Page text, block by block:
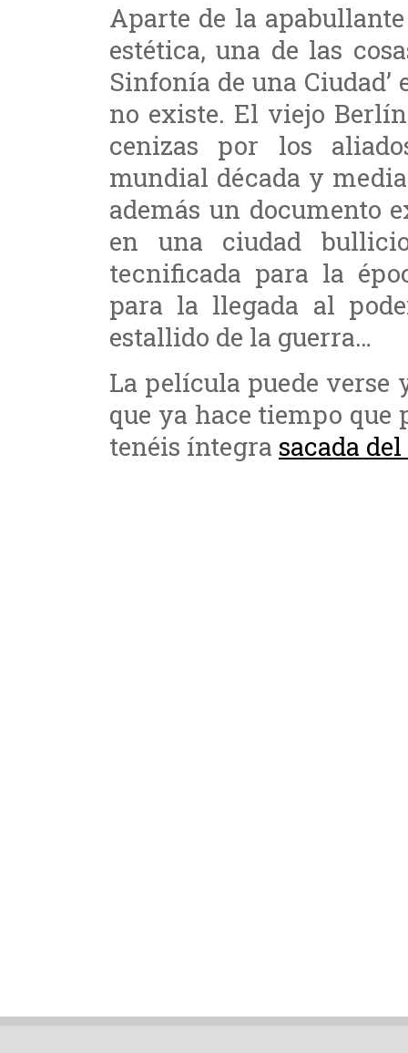
Aparte de la
estética, una de las
Sinfonía de una
no existe. El viejo
cenizas por los
mundial década y
además un documento
en una ciudad
tecnificada para la
para la llegada al
estallido de la guerra…
La película puede verse
que ya hace tiempo
tenéis íntegra sacada del